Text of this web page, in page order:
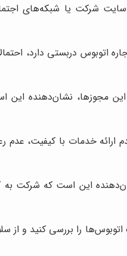
شرکت یا شبکه‌های
اتوبوس دربستی دارد،
این مجوزها، نشان‌دهنده
خدمات با کیفیت، عدم
این است که شرکت
را بررسی کنید و از